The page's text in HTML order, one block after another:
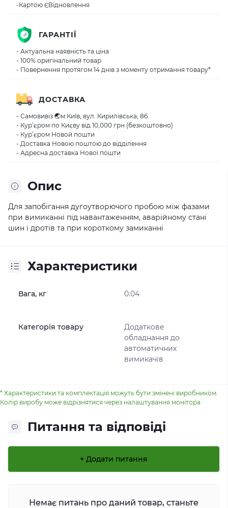
Опис
Для запобігання дугоутворючого пробою між фазами
при вимиканні під навантаженням, аварійному стані
шин і дротів та при короткому замиканні
Характеристики
Вага, кг 0.04
Категорія товару
Додаткове
обладнання до
автоматичних
вимикачів
* Характеристики та комплектація можуть бути змінені виробником.
Колір виробу може відрізнятися через налаштування монітора
Питання та відповіді
+ Додати питання
Немає питань про даний товар, станьте
-Картою ЄВідновлення
ГАРАНТІЇ
- Актуальна наявність та ціна
- 100% оригінальний товар
- Повернення протягом 14 днів з моменту отримання товару*
ДОСТАВКА
- Самовивіз 🌏м.Київ, вул. Кирилівська, 86
- Кур’єром по Києву від 10,000 грн (безкоштовно)
- Кур’єром Новой пошти
- Доставка Новою поштою до відділення
- Адресна доставка Нової пошти